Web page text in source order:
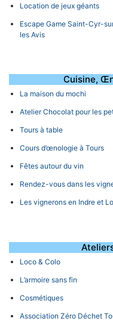
Location de jeux géants
Escape Game Saint-Cyr-
les Avis
Cuisine,
La maison du mochi
Atelier Chocolat pour les
Tours à table
Cours d’œnologie à Tours
Fêtes autour du vin
Rendez-vous dans les
Les vignerons en Indre et
Loco & Colo
L’armoire sans fin
Cosmétiques
Association Zéro Déchet